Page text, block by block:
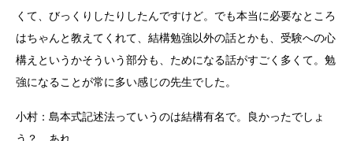
くて、びっくりしたりしたんですけど。でも本当に必要なところ
はちゃんと教えてくれて、結構勉強以外の話とかも、受験への心
構えというかそういう部分も、ためになる話がすごく多くて。勉
強になることが常に多い感じの先生でした。
小村：島本式記述法っていうのは結構有名で。良かったでしょ
う？ あれ。